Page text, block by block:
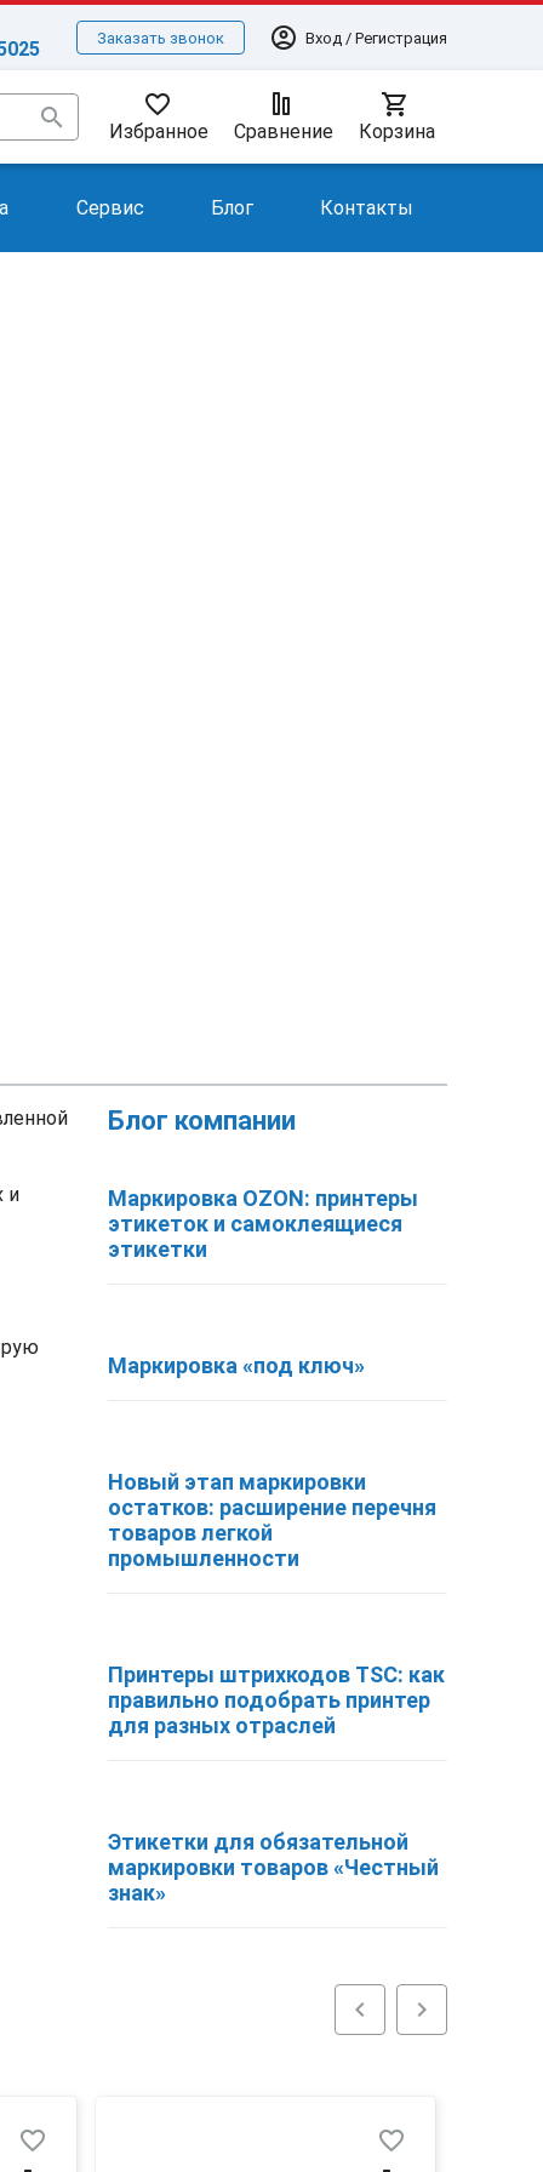
Заказать звонок account_circle Вход / Регистрация
search favorite_border
Избранное Сравнение
shopping_cart
Корзина
Сервис Блог Контакты
и
Блог компании
Маркировка OZON: принтеры
этикеток и самоклеящиеся
этикетки
Маркировка «под ключ»
Новый этап маркировки
остатков: расширение перечня
товаров легкой
промышленности
Принтеры штрихкодов TSC: как
правильно подобрать принтер
для разных отраслей
Этикетки для обязательной
маркировки товаров «Честный
знак»
chevron_left chevron_right
favorite_border favorite_border